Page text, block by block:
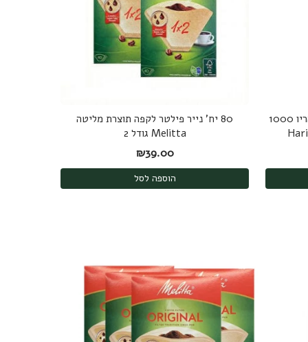
קנקן להכנת קפה קר קולד ברו של הריו 1000
80 יח' נייר פילטר לקפה תוצרת מליטה
Melitta גודל 2
₪39.00
הוספה לסל